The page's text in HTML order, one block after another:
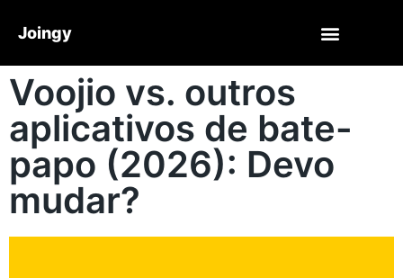
Joingy
Voojio vs. outros
aplicativos de bate-
papo (2026): Devo
mudar?